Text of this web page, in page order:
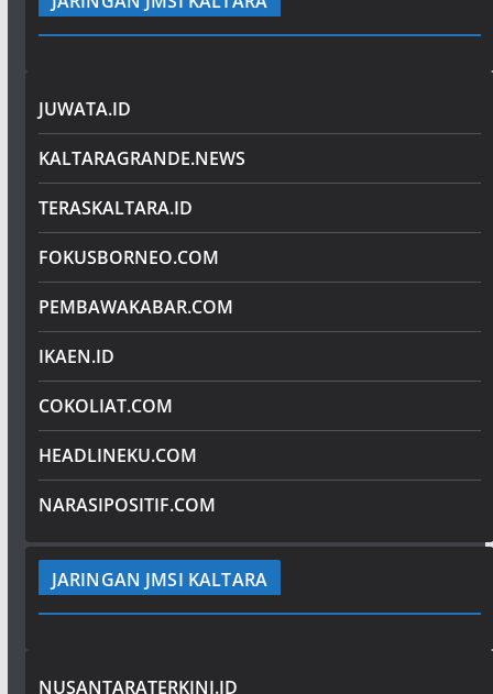
JUWATA.ID
KALTARAGRANDE.NEWS
TERASKALTARA.ID
FOKUSBORNEO.COM
PEMBAWAKABAR.COM
IKAEN.ID
COKOLIAT.COM
HEADLINEKU.COM
NARASIPOSITIF.COM
JARINGAN JMSI KALTARA
NUSANTARATERKINI.ID